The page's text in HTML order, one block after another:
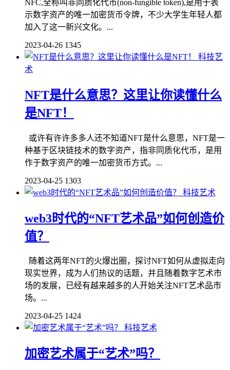
NFC,全称叫非同质化代币(non-fungible token),是用于表
示数字资产的唯一加密货币令牌，不少大学生年轻人都
加入了这一新兴文化。...
2023-04-26 1345
科技艺
术
NFT是什么意思？这里让你读懂什么
是NFT！
或许有许许多多人还不知道NFT是什么意思，NFT是一
种基于区块链技术的数字资产，指非同质化代币，是用
作于数字资产的唯一加密货币方式。...
2023-04-25 1303
科技艺术
web3时代的“NFT艺术品”如何创造价
值？
随着这两年NFT的火爆出圈，探讨NFT如何从虚拟走向
现实世界，成为人们热议的话题，并且随着数字艺术市
场的发展，已经有越来越多的人开始关注NFT艺术品市
场。...
2023-04-25 1424
科技艺术
加密艺术属于“艺术”吗？